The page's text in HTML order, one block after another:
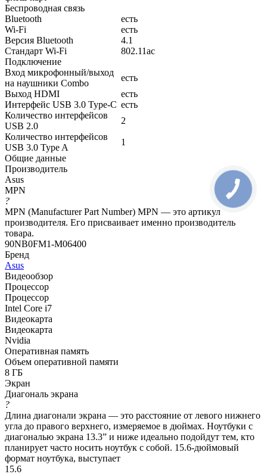
Беспроводная связь
Bluetooth
есть
Wi-Fi
есть
Версия Bluetooth
4.1
Стандарт Wi-Fi
802.11ac
Подключение
Вход микрофонный/выход
на наушники Combo
есть
Выход HDMI
есть
Интерфейс USB 3.0 Type-C есть
Количество интерфейсов
USB 2.0
2
Количество интерфейсов
USB 3.0 Type A
1
Общие данные
Производитель
Asus
MPN
?
MPN (Manufacturer Part Number) MPN — это артикул
производителя. Его присваивает именно производитель
товара.
90NB0FM1-M06400
Бренд
Asus
Видеообзор
Процессор
Процессор
Intel Core i7
Видеокарта
Видеокарта
Nvidia
Оперативная память
Объем оперативной памяти
8 ГБ
Экран
Диагональ экрана
?
Длина диагонали экрана — это расстояние от левого нижнего
угла до правого верхнего, измеряемое в дюймах. Ноутбуки с
диагональю экрана 13.3” и ниже идеально подойдут тем, кто
планирует часто носить ноутбук с собой. 15.6-дюймовый
формат ноутбука, выступает
15.6